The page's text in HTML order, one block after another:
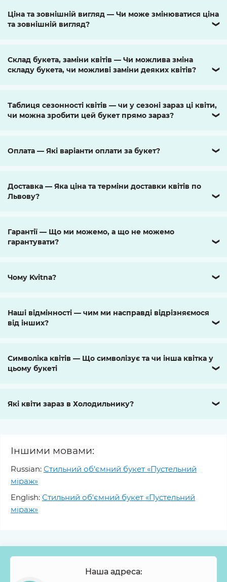
Ціна та зовнішній вигляд — Чи може змінюватися ціна
та зовнішній вигляд?
❯
Склад букета, заміни квітів — Чи можлива зміна
складу букета, чи можливі заміни деяких квітів?
❯
Таблиця сезонності квітів — чи у сезоні зараз ці квіти,
чи можна зробити цей букет прямо зараз?
❯
Оплата — Які варіанти оплати за букет? ❯
Доставка — Яка ціна та терміни доставки квітів по
Львову?
❯
Гарантії — Що ми можемо, а що не можемо
гарантувати?
❯
Чому Kvitna? ❯
Наші відмінності — чим ми насправді відрізняємося
від інших?
❯
Символіка квітів — Що символізує та чи інша квітка у
цьому букеті
❯
Які квіти зараз в Холодильнику? ❯
Іншими мовами:
Russian: Стильний об'ємний букет «Пустельний
міраж»
English: Стильний об'ємний букет «Пустельний
міраж»
Наша адреса: